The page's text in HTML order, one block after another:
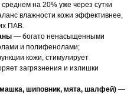
на 20% уже через сутки
влажности кожи эффективнее,
ПАВ.
— богато ненасыщенными
и полифенолами;
кожи, стимулирует
загрязнения и излишки
шиповник, мята, шалфей) —